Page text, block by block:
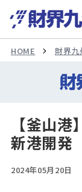
HOME 財界九
【釜山
新港開発
2024年05月20日